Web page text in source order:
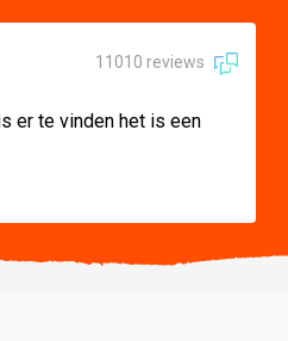
11010 reviews
er te vinden het is een